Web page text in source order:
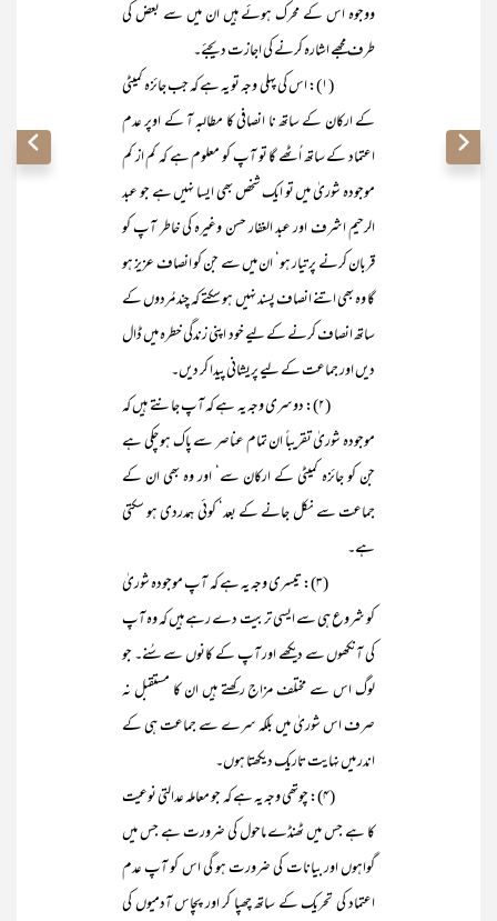
ووجوہ اس کے محرک ہوئے ہیں ان میں سے بعض کی
طرف مجھے اشارہ کرنے کی اجازت دیجئے۔
(۱): اس کی پہلی وجہ تو یہ ہے کہ جب جائزہ کمیٹی
کے ارکان کے ساتھ نا انصافی کا مطالبہ آ کے اوپر عدم
اعتماد کے ساتھ اُٹھے گا تو آپ کو معلوم ہے کہ کم از کم
موجودہ شوریٰ میں تو ایک شخص بھی ایسا نہیں ہے جو عبد
الرحیم اشرف اور عبد الغفار حسن وغیرہ کی خاطر آپ کو
قربان کرنے پر تیار ہو‘ ان میں سے جن کو انصاف عزیز ہو
گا وہ بھی اتنے انصاف پسند نہیں ہو سکتے کہ چند مُردوں کے
ساتھ انصاف کرنے کے لیے خود اپنی زندگی خطرہ میں ڈال
دیں اور جماعت کے لیے پریشانی پیدا کر دیں۔
(۲): دوسری وجہ یہ ہے کہ آپ جانتے ہیں کہ
موجودہ شوریٰ تقریباً ان تمام عناصر سے پاک ہو چکی ہے
جن کو جائزہ کمیٹی کے ارکان سے‘ اور وہ بھی ان کے
جماعت سے نکل جانے کے بعد‘ کوئی ہمدردی ہو سکتی
ہے۔
(۳): تیسری وجہ یہ ہے کہ آپ موجودہ شوریٰ
کو شروع ہی سے ایسی تربیت دے رہے ہیں کہ وہ آپ
کی آنکھوں سے دیکھے اور آپ کے کانوں سے سُنے۔ جو
لوگ اس سے مختلف مزاج رکھتے ہیں ان کا مستقبل نہ
صرف اس شوریٰ میں بلکہ سرے سے جماعت ہی کے
اندر میں نہایت تاریک دیکھتا ہوں۔
(۴): چوتھی وجہ یہ ہے کہ جو معاملہ عدالتی نوعیت
کا ہے جس میں ٹھنڈے ماحول کی ضرورت ہے جس میں
گواہوں اور بیانات کی ضرورت ہو گی اس کو آپ عدم
اعتماد کی تحریک کے ساتھ چھپا کر اور پچاس آدمیوں کی